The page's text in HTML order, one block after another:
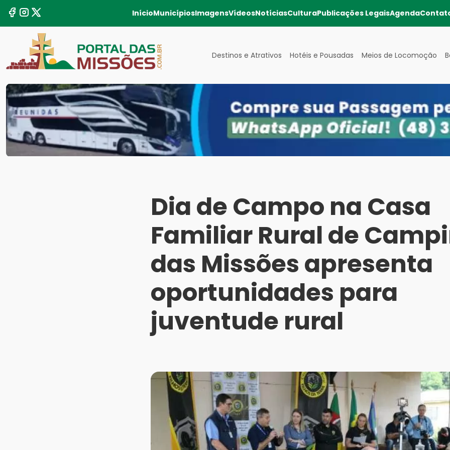
InícioMunicípiosImagensVídeosNotíciasCulturaPublicações LegaisAgenda
Destinos e Atrativos Hotéis e Pousadas Meios de Locomoção
Dia de Campo na Casa
Familiar Rural de
das Missões apresenta
oportunidades para
juventude rural